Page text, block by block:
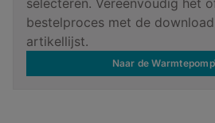
bestelproces met de
artikellijst.
Naar de